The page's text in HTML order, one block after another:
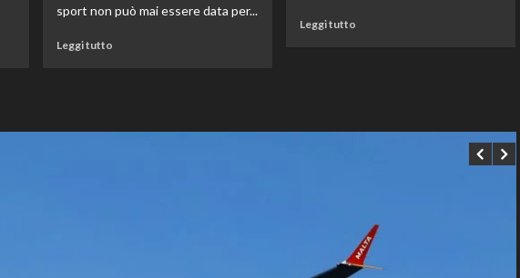
Bonucci
sport non può mai essere data per...
Leggi tuttoLeggi
Priante
Leggi tutto
decisivo
Zhegrova